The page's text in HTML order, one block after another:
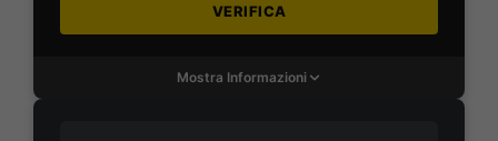
VERIFICA
Mostra Informazioni